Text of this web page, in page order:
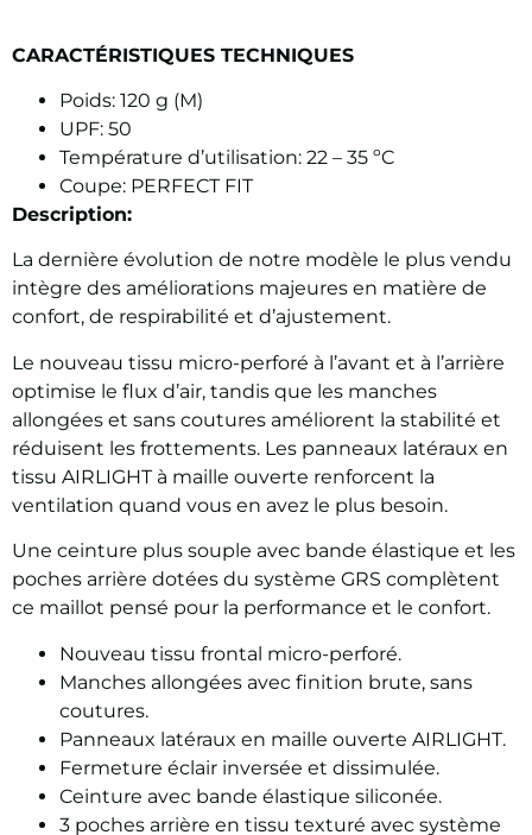
CARACTÉRISTIQUES TECHNIQUES
Poids: 120 g (M)
UPF: 50
Température d’utilisation: 22 – 35 ºC
Coupe: PERFECT FIT
Description:
La dernière évolution de notre modèle le plus vendu
intègre des améliorations majeures en matière de
confort, de respirabilité et d’ajustement.
Le nouveau tissu micro-perforé à l’avant et à l’arrière
optimise le flux d’air, tandis que les manches
allongées et sans coutures améliorent la stabilité et
réduisent les frottements. Les panneaux latéraux en
tissu AIRLIGHT à maille ouverte renforcent la
ventilation quand vous en avez le plus besoin.
Une ceinture plus souple avec bande élastique et les
poches arrière dotées du système GRS complètent
ce maillot pensé pour la performance et le confort.
Nouveau tissu frontal micro-perforé.
Manches allongées avec finition brute, sans
coutures.
Panneaux latéraux en maille ouverte AIRLIGHT.
Fermeture éclair inversée et dissimulée.
Ceinture avec bande élastique siliconée.
3 poches arrière en tissu texturé avec système